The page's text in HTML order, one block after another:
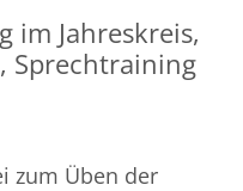
im Jahreskreis,
Sprechtraining
zum Üben der